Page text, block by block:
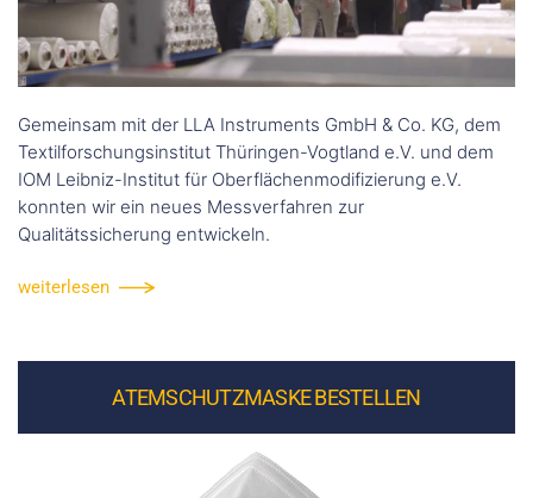
Gemeinsam mit der LLA Instruments GmbH & Co. KG, dem
Textilforschungsinstitut Thüringen-Vogtland e.V. und dem
IOM Leibniz-Institut für Oberflächenmodifizierung e.V.
konnten wir ein neues Messverfahren zur
Qualitätssicherung entwickeln.
weiterlesen
ATEMSCHUTZMASKE BESTELLEN